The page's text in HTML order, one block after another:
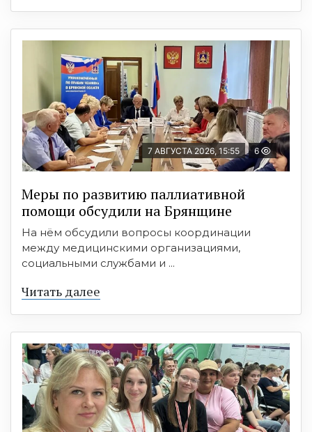
7 АВГУСТА 2026, 15:55 6
Меры по развитию паллиативной
помощи обсудили на Брянщине
На нём обсудили вопросы координации
между медицинскими организациями,
социальными службами и ...
Читать далее